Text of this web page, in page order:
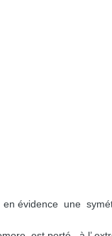
évidence une